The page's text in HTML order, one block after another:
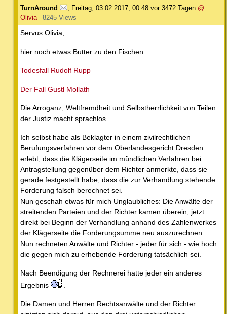
TurnAround Freitag, 03.02.2017, 00:48 vor 3472 Tagen @
Olivia
8245 Views
Servus Olivia,
hier noch etwas Butter zu den Fischen.
Todesfall Rudolf Rupp
Der Fall Gustl Mollath
Die Arroganz, Weltfremdheit und Selbstherrlichkeit von Teilen
der Justiz macht sprachlos.
Ich selbst habe als Beklagter in einem zivilrechtlichen
Berufungsverfahren vor dem Oberlandesgericht Dresden
erlebt, dass die Klägerseite im mündlichen Verfahren bei
Antragstellung gegenüber dem Richter anmerkte, dass sie
gerade festgestellt habe, dass die zur Verhandlung stehende
Forderung falsch berechnet sei.
Nun geschah etwas für mich Unglaubliches: Die Anwälte der
streitenden Parteien und der Richter kamen überein, jetzt
direkt bei Beginn der Verhandlung anhand des Zahlenwerkes
der Klägerseite die Forderungsumme neu auszurechnen.
Nun rechneten Anwälte und Richter - jeder für sich - wie hoch
die gegen mich zu erhebende Forderung tatsächlich sei.
Nach Beendigung der Rechnerei hatte jeder ein anderes
Ergebnis
Die Damen und Herren Rechtsanwälte und der Richter